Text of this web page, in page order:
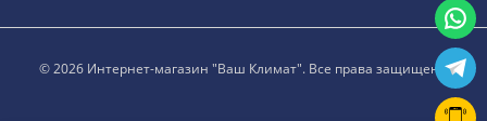
© 2026 Интернет-магазин "Ваш Климат". Все права защищены